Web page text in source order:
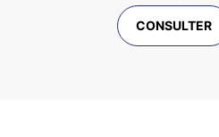
CONSULTER